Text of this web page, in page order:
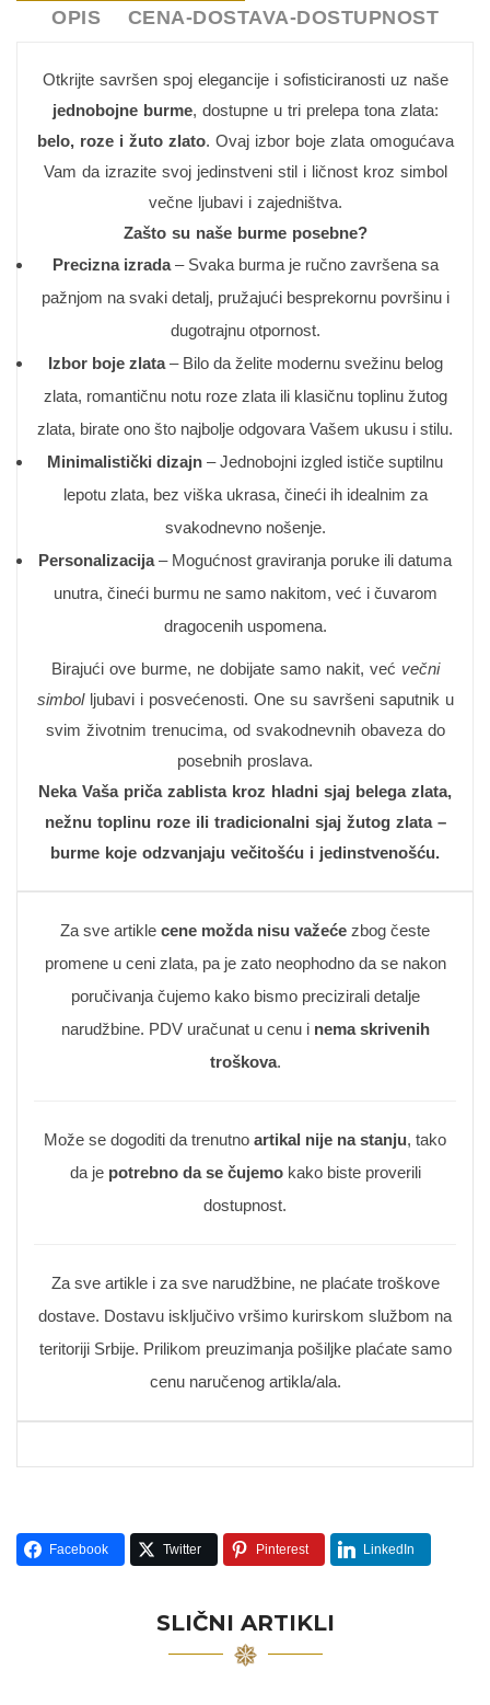
OPIS CENA-DOSTAVA-DOSTUPNOST
Otkrijte savršen spoj elegancije i sofisticiranosti uz naše
jednobojne burme, dostupne u tri prelepa tona zlata:
belo, roze i žuto zlato. Ovaj izbor boje zlata omogućava
Vam da izrazite svoj jedinstveni stil i ličnost kroz simbol
večne ljubavi i zajedništva.
Zašto su naše burme posebne?
Precizna izrada– Svaka burma je ručno završena sa
pažnjom na svaki detalj, pružajući besprekornu površinu i
dugotrajnu otpornost.
Izbor boje zlata– Bilo da želite modernu svežinu belog
zlata, romantičnu notu roze zlata ili klasičnu toplinu žutog
zlata, birate ono što najbolje odgovara Vašem ukusu i stilu.
Minimalistički dizajn – Jednobojni izgled ističe suptilnu
lepotu zlata, bez viška ukrasa, čineći ih idealnim za
svakodnevno nošenje.
Personalizacija– Mogućnost graviranja poruke ili datuma
unutra, čineći burmu ne samo nakitom, već i čuvarom
dragocenih uspomena.
Birajući ove burme, ne dobijate samo nakit, već večni
simbolljubavi i posvećenosti. One su savršeni saputnik u
svim životnim trenucima, od svakodnevnih obaveza do
posebnih proslava.
Neka Vaša priča zablista kroz hladni sjaj belega zlata,
nežnu toplinu roze ili tradicionalni sjaj žutog zlata –
burme koje odzvanjaju večitošću i jedinstvenošću.
Za sve artikle cene možda nisu važeće zbog česte
promene u ceni zlata, pa je zato neophodno da se nakon
poručivanja čujemo kako bismo precizirali detalje
narudžbine. PDV uračunat u cenu i nema skrivenih
troškova.
Može se dogoditi da trenutno artikal nije na stanju, tako
da je potrebno da se čujemokako biste proverili
dostupnost.
Za sve artikle i za sve narudžbine, ne plaćate troškove
dostave. Dostavu isključivo vršimo kurirskom službom na
teritoriji Srbije. Prilikom preuzimanja pošiljke plaćate samo
cenu naručenog artikla/ala.
Facebook Twitter Pinterest LinkedIn
SLIČNI ARTIKLI